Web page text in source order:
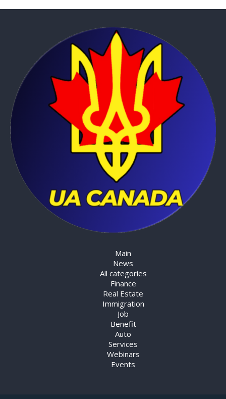
Main
News
All categories
Finance
Real Estate
Immigration
Job
Benefit
Auto
Services
Webinars
Events